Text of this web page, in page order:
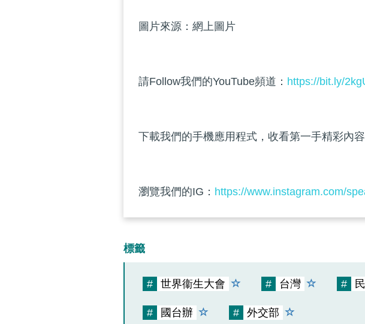
圖片來源：網上圖片
請Follow我們的YouTube頻道： https://bit.ly/
下載我們的手機應用程式，收看第一手精彩內容
瀏覽我們的IG： https://www.instagram.com/
標籤
# 世界衞生大會 # 台灣 #
# 國台辦 # 外交部